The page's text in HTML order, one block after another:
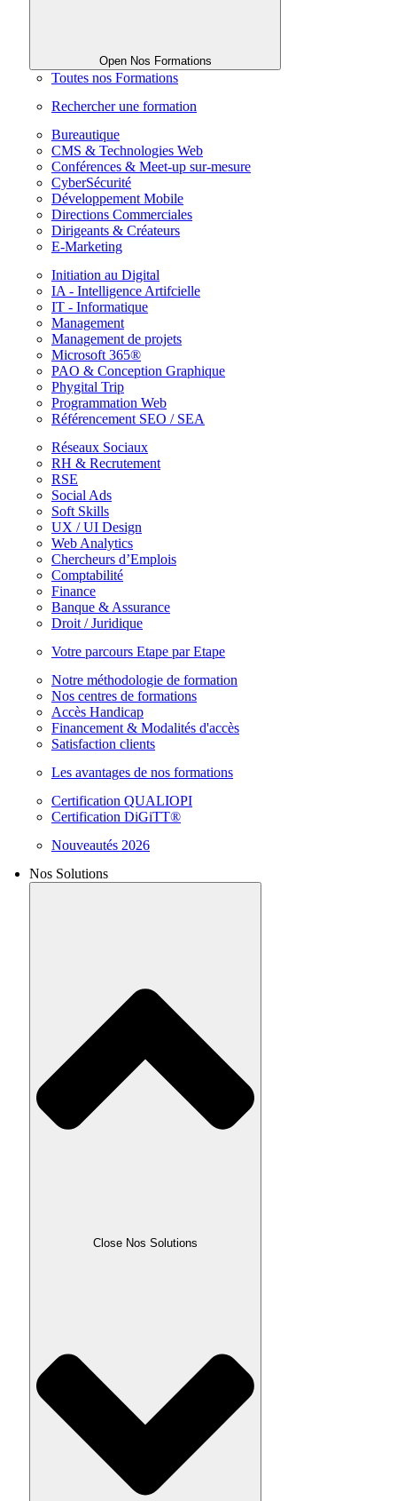
Open Nos Formations
Toutes nos Formations
Rechercher une formation
Bureautique
CMS & Technologies Web
Conférences & Meet-up sur-mesure
CyberSécurité
Développement Mobile
Directions Commerciales
Dirigeants & Créateurs
E-Marketing
Initiation au Digital
IA - Intelligence Artifcielle
IT - Informatique
Management
Management de projets
Microsoft 365®
PAO & Conception Graphique
Phygital Trip
Programmation Web
Référencement SEO / SEA
Réseaux Sociaux
RH & Recrutement
RSE
Social Ads
Soft Skills
UX / UI Design
Web Analytics
Chercheurs d’Emplois
Comptabilité
Finance
Banque & Assurance
Droit / Juridique
Votre parcours Etape par Etape
Notre méthodologie de formation
Nos centres de formations
Accès Handicap
Financement & Modalités d'accès
Satisfaction clients
Les avantages de nos formations
Certification QUALIOPI
Certification DiGiTT®
Nouveautés 2026
Nos Solutions
Close Nos Solutions